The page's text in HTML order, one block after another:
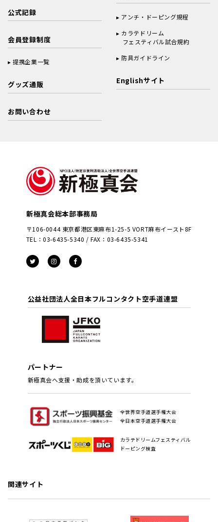
公式記録
会員登録制度
提携企業一覧
グッズ通販
お問い合わせ
アンチ・ドーピング規程
カラテドリーム
フェスティバル試合規約
防具ガイドライン
Englishサイト
新極真会総本部事務局
〒106-0044 東京都港区東麻布1-25-5 VORT麻布イースト8F
TEL：03-6435-5340 / FAX：03-6435-5341
公益社団法人全日本フルコンタクト空手道連盟
パートナー
新極真会へ支援・助成を頂いています。
全世界空手道選手権大会
全日本空手道選手権大会
カラテドリームフェスティバル
ドーピング検査
関連サイト